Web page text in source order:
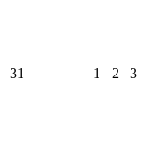
31 1 2 3